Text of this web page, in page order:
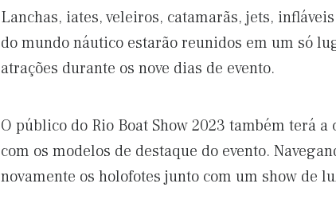
Lanchas, iates, veleiros, catamarãs, jets,
do mundo náutico estarão reunidos em um só
atrações durante os nove dias de evento.
O público do Rio Boat Show 2023 também terá
com os modelos de destaque do evento.
novamente os holofotes junto com um show de